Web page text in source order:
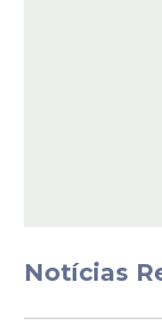
Notícias